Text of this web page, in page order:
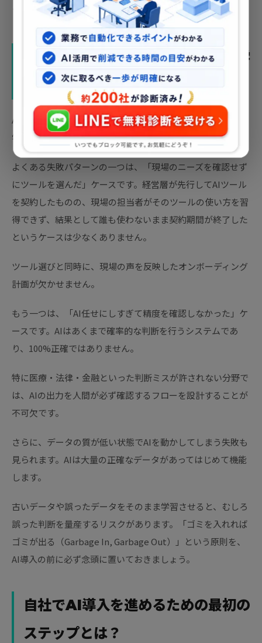
す。
AI導入の落とし穴：失敗事例から学
ぶ注意点
AI導入による業務改善が期待通りにいかなかった事例にも、
学ぶべきことが多くあります。
よくある失敗パターンの一つは、「現場のニーズを確認せず
にツールを選んだ」ケースです。経営層が先行してAIツール
を契約したものの、現場の担当者がそのツールの使い方を習
得できず、結果として誰も使わないまま契約期間が終了した
というケースは少なくありません。
ツール選びと同時に、現場の声を反映したオンボーディング
計画が欠かせません。
もう一つは、「AI任せにしすぎて精度を確認しなかった」ケ
ースです。AIはあくまで確率的な判断を行うシステムであ
り、100%正確ではありません。
特に医療・法律・金融といった判断ミスが許されない分野で
は、AIの出力を人間が必ず確認するフローを設計することが
不可欠です。
さらに、データの質が低い状態でAIを動かしてしまう失敗も
見られます。AIは大量の正確なデータがあってはじめて機能
します。
古いデータや誤ったデータをそのまま学習させると、むしろ
誤った判断を量産するリスクがあります。「ゴミを入れれば
ゴミが出る（Garbage In, Garbage Out）」という原則を、
AI導入の前に必ず念頭に置いておきましょう。
自社でAI導入を進めるための最初の
ステップとは？